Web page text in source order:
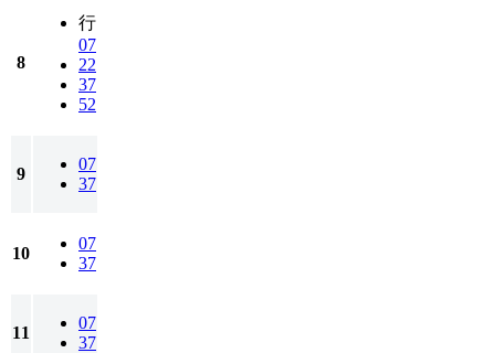
8
行
07
22
37
52
9
07
37
10
07
37
11
07
37